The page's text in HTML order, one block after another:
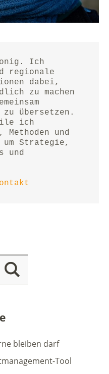
Ich
regionale
dabei,
zu machen
übersetzen.
ich
und
um Strategie,
und
bleiben darf
Tool